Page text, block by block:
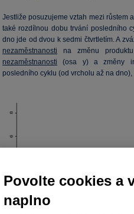
Jestliže posuzujeme vztah mezi růstem
také rozdílnou dobu trvání posledního
dno jde od dvou k sedmi čtvrtletím. A
nezaměstnanosti na změnu
nezaměstnanosti (osa y) a změny
posledního cyklu (od vrcholu až na
Povolte cookies a
naplno